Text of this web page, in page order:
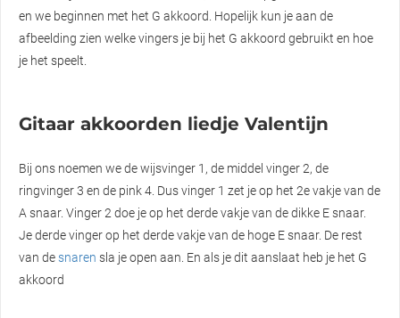
en we beginnen met het G akkoord. Hopelijk kun je aan de
afbeelding zien welke vingers je bij het G akkoord gebruikt en hoe
je het speelt.
Gitaar akkoorden liedje Valentijn
Bij ons noemen we de wijsvinger 1, de middel vinger 2, de
ringvinger 3 en de pink 4. Dus vinger 1 zet je op het 2e vakje van de
A snaar. Vinger 2 doe je op het derde vakje van de dikke E snaar.
Je derde vinger op het derde vakje van de hoge E snaar. De rest
van desnaren sla je open aan. En als je dit aanslaat heb je het G
akkoord